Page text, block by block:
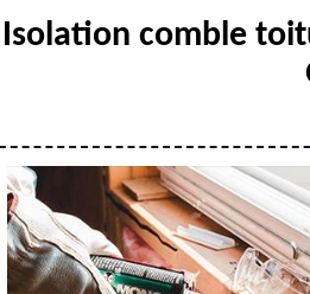
Isolation comble